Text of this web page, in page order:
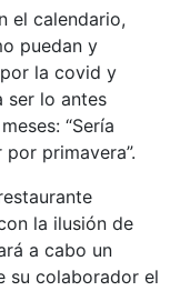
el calendario,
puedan y
la covid y
ser lo antes
“Sería
primavera”.
la ilusión de
a cabo un
su colaborador el